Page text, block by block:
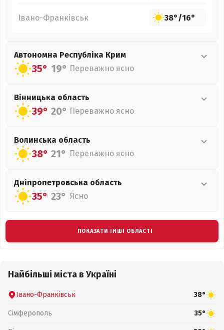
Івано-Франківськ 38°/16°
Автономна Республіка Крим
35° 19° Переважно ясно
Вінницька область
39° 20° Переважно ясно
Волинська область
38° 21° Переважно ясно
Дніпропетровська область
35° 23° Ясно
ПОКАЗАТИ ІНШІ ОБЛАСТІ
Найбільші міста в Україні
Івано-Франківськ 38°
Сімферополь 35°